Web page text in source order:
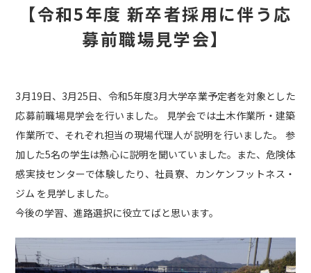
Company 企業情報
Construction 施工実績
CSR 地域・社会貢献
Topics 社内活動
お知らせ 広報誌
プライバシーポリシー
【令和5年度 新卒者採用に伴う応
募前職場見学会】
3月19日、3月25日、令和5年度3月大学卒業予定者を対象とした
応募前職場見学会を行いました。 見学会では土木作業所・建築
作業所で、それぞれ担当の現場代理人が説明を行いました。 参
加した5名の学生は熱心に説明を聞いていました。また、危険体
感実技センターで体験したり、社員寮、カンケンフットネス・
ジム を見学しました。
今後の学習、進路選択に役立てばと思います。